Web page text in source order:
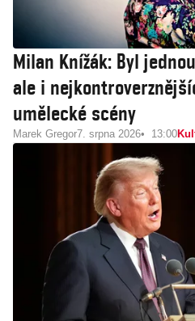
Milan Knížák: Byl
ale i
umělecké scény
Marek Gregor7. srpna 2026 13:00